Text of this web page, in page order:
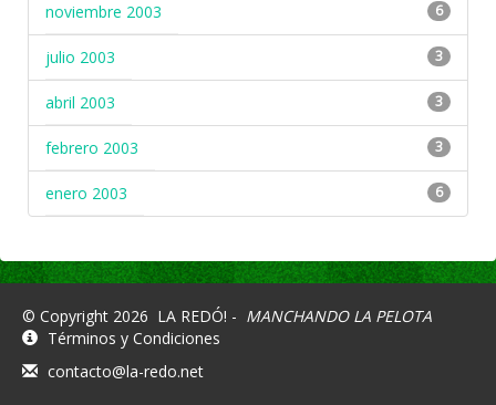
noviembre 2003 6
julio 2003 3
abril 2003 3
febrero 2003 3
enero 2003 6
© Copyright 2026 LA REDÓ! - MANCHANDO LA PELOTA
Términos y Condiciones
contacto@la-redo.net